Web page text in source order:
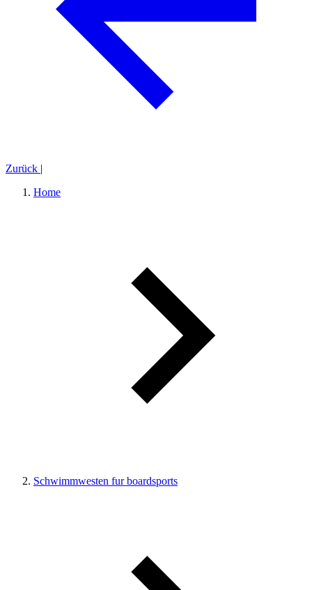
Zurück |
Home
Schwimmwesten fur boardsports